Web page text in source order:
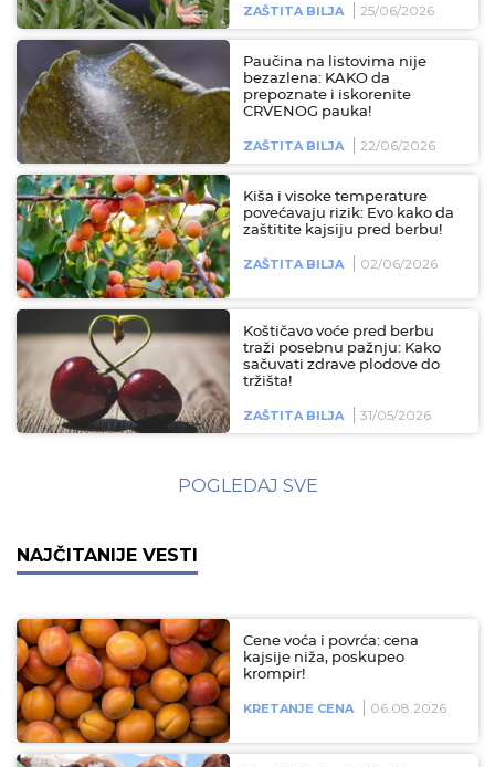
ZAŠTITA BILJA 25/06/2026
Paučina na listovima nije
bezazlena: KAKO da
prepoznate i iskorenite
CRVENOG pauka!
ZAŠTITA BILJA 22/06/2026
Kiša i visoke temperature
povećavaju rizik: Evo kako da
zaštitite kajsiju pred berbu!
ZAŠTITA BILJA 02/06/2026
Koštičavo voće pred berbu
traži posebnu pažnju: Kako
sačuvati zdrave plodove do
tržišta!
ZAŠTITA BILJA 31/05/2026
POGLEDAJ SVE
NAJČITANIJE VESTI
Cene voća i povrća: cena
kajsije niža, poskupeo
krompir!
KRETANJE CENA 06.08.2026